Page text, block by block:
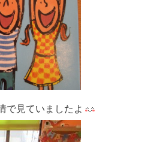
で見ていましたよ